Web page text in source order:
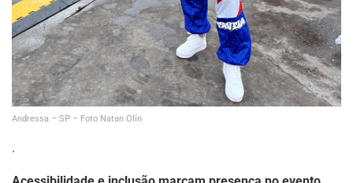
Andressa – SP – Foto Natan Olín
.